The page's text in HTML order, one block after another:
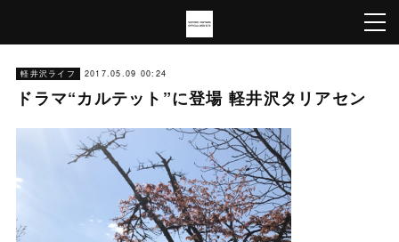
軽井沢ライフ 2017.05.09 00:24
ドラマ“カルテット”に登場 軽井沢タリアセン